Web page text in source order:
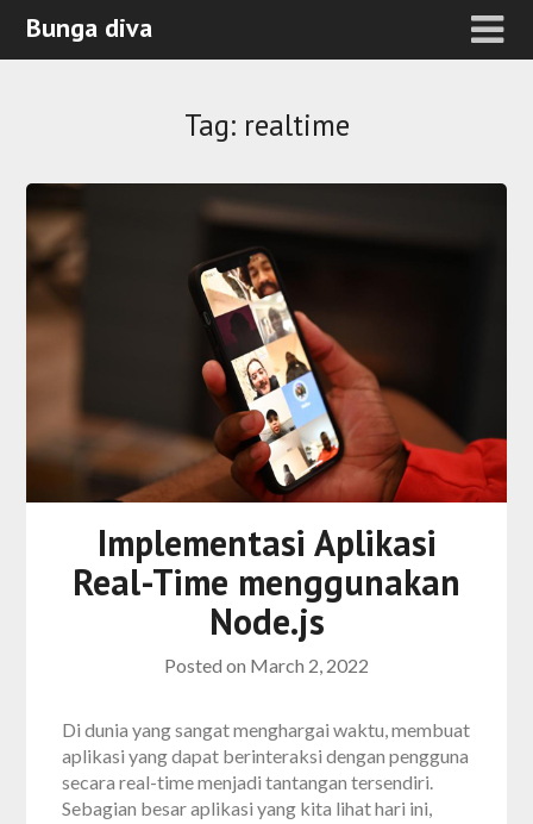
Bunga diva
Tag: realtime
Implementasi Aplikasi
Real-Time menggunakan
Node.js
Posted on March 2, 2022
Di dunia yang sangat menghargai waktu, membuat
aplikasi yang dapat berinteraksi dengan pengguna
secara real-time menjadi tantangan tersendiri.
Sebagian besar aplikasi yang kita lihat hari ini,